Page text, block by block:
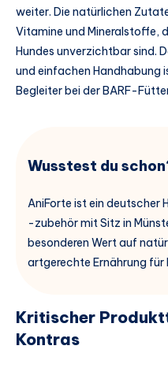
weiter. Die natürlichen
Vitamine und Mineralstoffe,
Hundes unverzichtbar sind.
und einfachen Handhabung
Begleiter bei der BARF-
Wusstest du
AniForte ist ein deutscher
-zubehör mit Sitz in
besonderen Wert auf
artgerechte Ernährung für
Kritischer
Kontras